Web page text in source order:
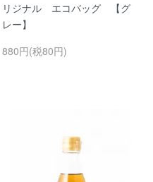
リジナル エコバッグ 【グ
レー】
880円(税80円)